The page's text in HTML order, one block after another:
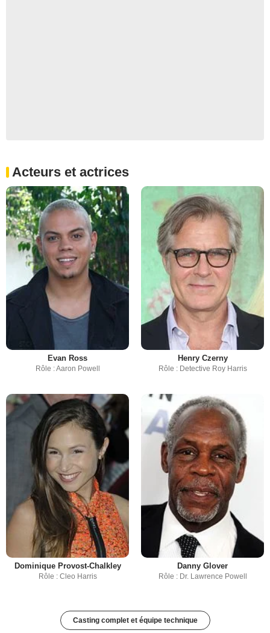
Acteurs et actrices
Evan Ross
Rôle : Aaron Powell
Henry Czerny
Rôle : Detective Roy Harris
Dominique Provost-Chalkley
Rôle : Cleo Harris
Danny Glover
Rôle : Dr. Lawrence Powell
Casting complet et équipe technique